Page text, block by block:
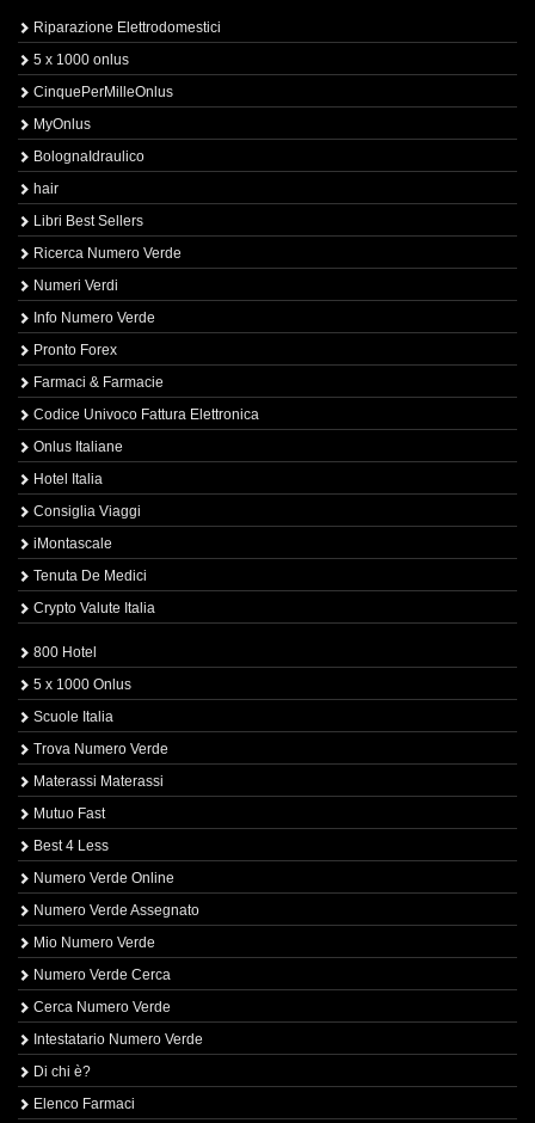
Riparazione Elettrodomestici
5 x 1000 onlus
CinquePerMilleOnlus
MyOnlus
BolognaIdraulico
hair
Libri Best Sellers
Ricerca Numero Verde
Numeri Verdi
Info Numero Verde
Pronto Forex
Farmaci & Farmacie
Codice Univoco Fattura Elettronica
Onlus Italiane
Hotel Italia
Consiglia Viaggi
iMontascale
Tenuta De Medici
Crypto Valute Italia
800 Hotel
5 x 1000 Onlus
Scuole Italia
Trova Numero Verde
Materassi Materassi
Mutuo Fast
Best 4 Less
Numero Verde Online
Numero Verde Assegnato
Mio Numero Verde
Numero Verde Cerca
Cerca Numero Verde
Intestatario Numero Verde
Di chi è?
Elenco Farmaci